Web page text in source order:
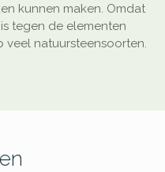
kunnen maken. Omdat
tegen de elementen
veel natuursteensoorten.